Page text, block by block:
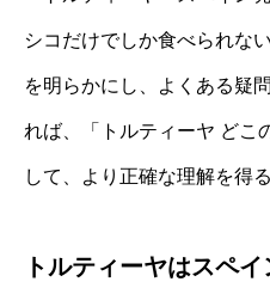
シコだけでしか食べられな
を明らかにし、よくある疑
れば、「トルティーヤ どこ
して、より正確な理解を得
トルティーヤはスペ